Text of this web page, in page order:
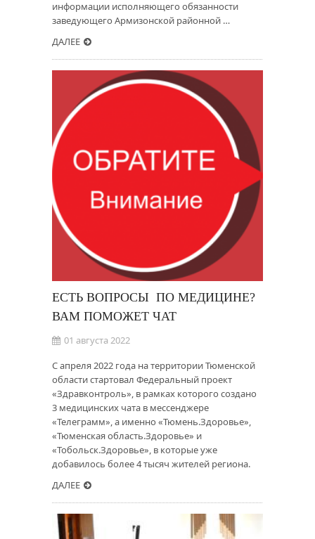
информации исполняющего обязанности
заведующего Армизонской районной …
ДАЛЕЕ
ЕСТЬ ВОПРОСЫ ПО МЕДИЦИНЕ?
ВАМ ПОМОЖЕТ ЧАТ
01 августа 2022
С апреля 2022 года на территории Тюменской
области стартовал Федеральный проект
«Здравконтроль», в рамках которого создано
3 медицинских чата в мессенджере
«Телеграмм», а именно «Тюмень.Здоровье»,
«Тюменская область.Здоровье» и
«Тобольск.Здоровье», в которые уже
добавилось более 4 тысяч жителей региона.
ДАЛЕЕ